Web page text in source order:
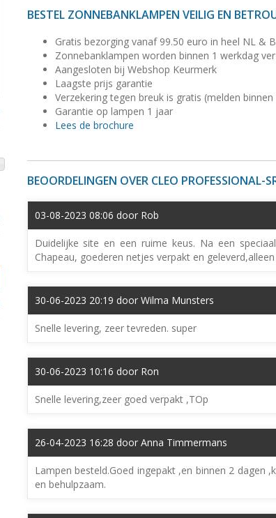
BESTEL ZONNEBANKLAMPEN VEILIG EN
Gratis bezorging vanaf 99.50 euro in heel NL &
Zonnebanklampen worden binnen 1 werkdag
Aangesloten bij Webshop Keurmerk
Laagste prijs garantie
Verzekering tegen breuk is gratis (melden binnen
Garantie op lampen 1 jaar
Lees de brochure
BEOORDELINGEN OVER CLEO PROFESSIONAL-
03-08-2023 08:06 door Rob
Duidelijke site en een ruime keus. Na een
Chapeau, goederen netjes verpakt en
30-06-2023 20:19 door Wilma Munsters
Snelle levering, zeer tevreden. super
30-06-2023 10:16 door Ron
Snelle levering,zeer goed verpakt ,TOp
26-04-2023 16:28 door Anna Timmermans
Lampen besteld.Goed ingepakt ,en binnen 2 dagen
en behulpzaam.